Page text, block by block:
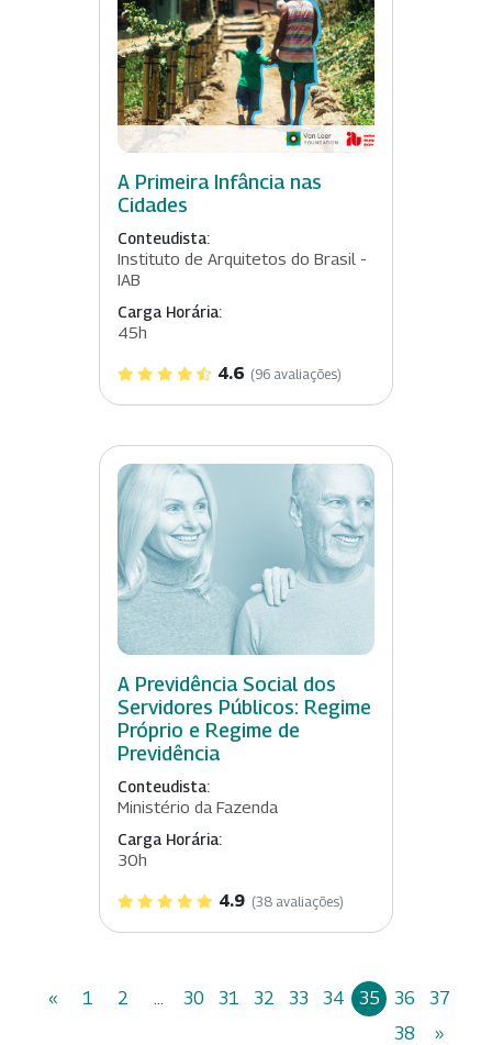
A Primeira Infância nas
Cidades
Conteudista:
Instituto de Arquitetos do Brasil -
IAB
Carga Horária:
45h
4.6 (96 avaliações)
A Previdência Social dos
Servidores Públicos: Regime
Próprio e Regime de
Previdência
Conteudista:
Ministério da Fazenda
Carga Horária:
30h
4.9 (38 avaliações)
« 1 2 ... 30 31 32 33 34 35 36
37
38
»